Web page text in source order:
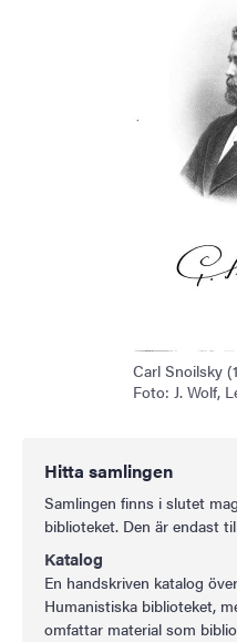
Carl Snoilsky
Foto: J. Wolf,
Hitta samlingen
Samlingen finns i slutet
biblioteket. Den är endast
Katalog
En handskriven katalog
Humanistiska biblioteket,
omfattar material som